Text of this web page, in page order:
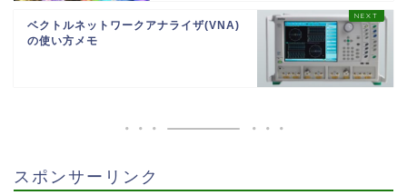
ベクトルネットワークアナライザ(VNA)
の使い方メモ
スポンサーリンク